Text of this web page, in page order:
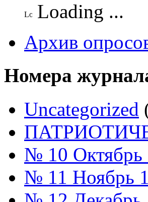
Loading ...
Архив
Номера
Uncategorized
№ 10 Октябрь
№ 11 Ноябрь